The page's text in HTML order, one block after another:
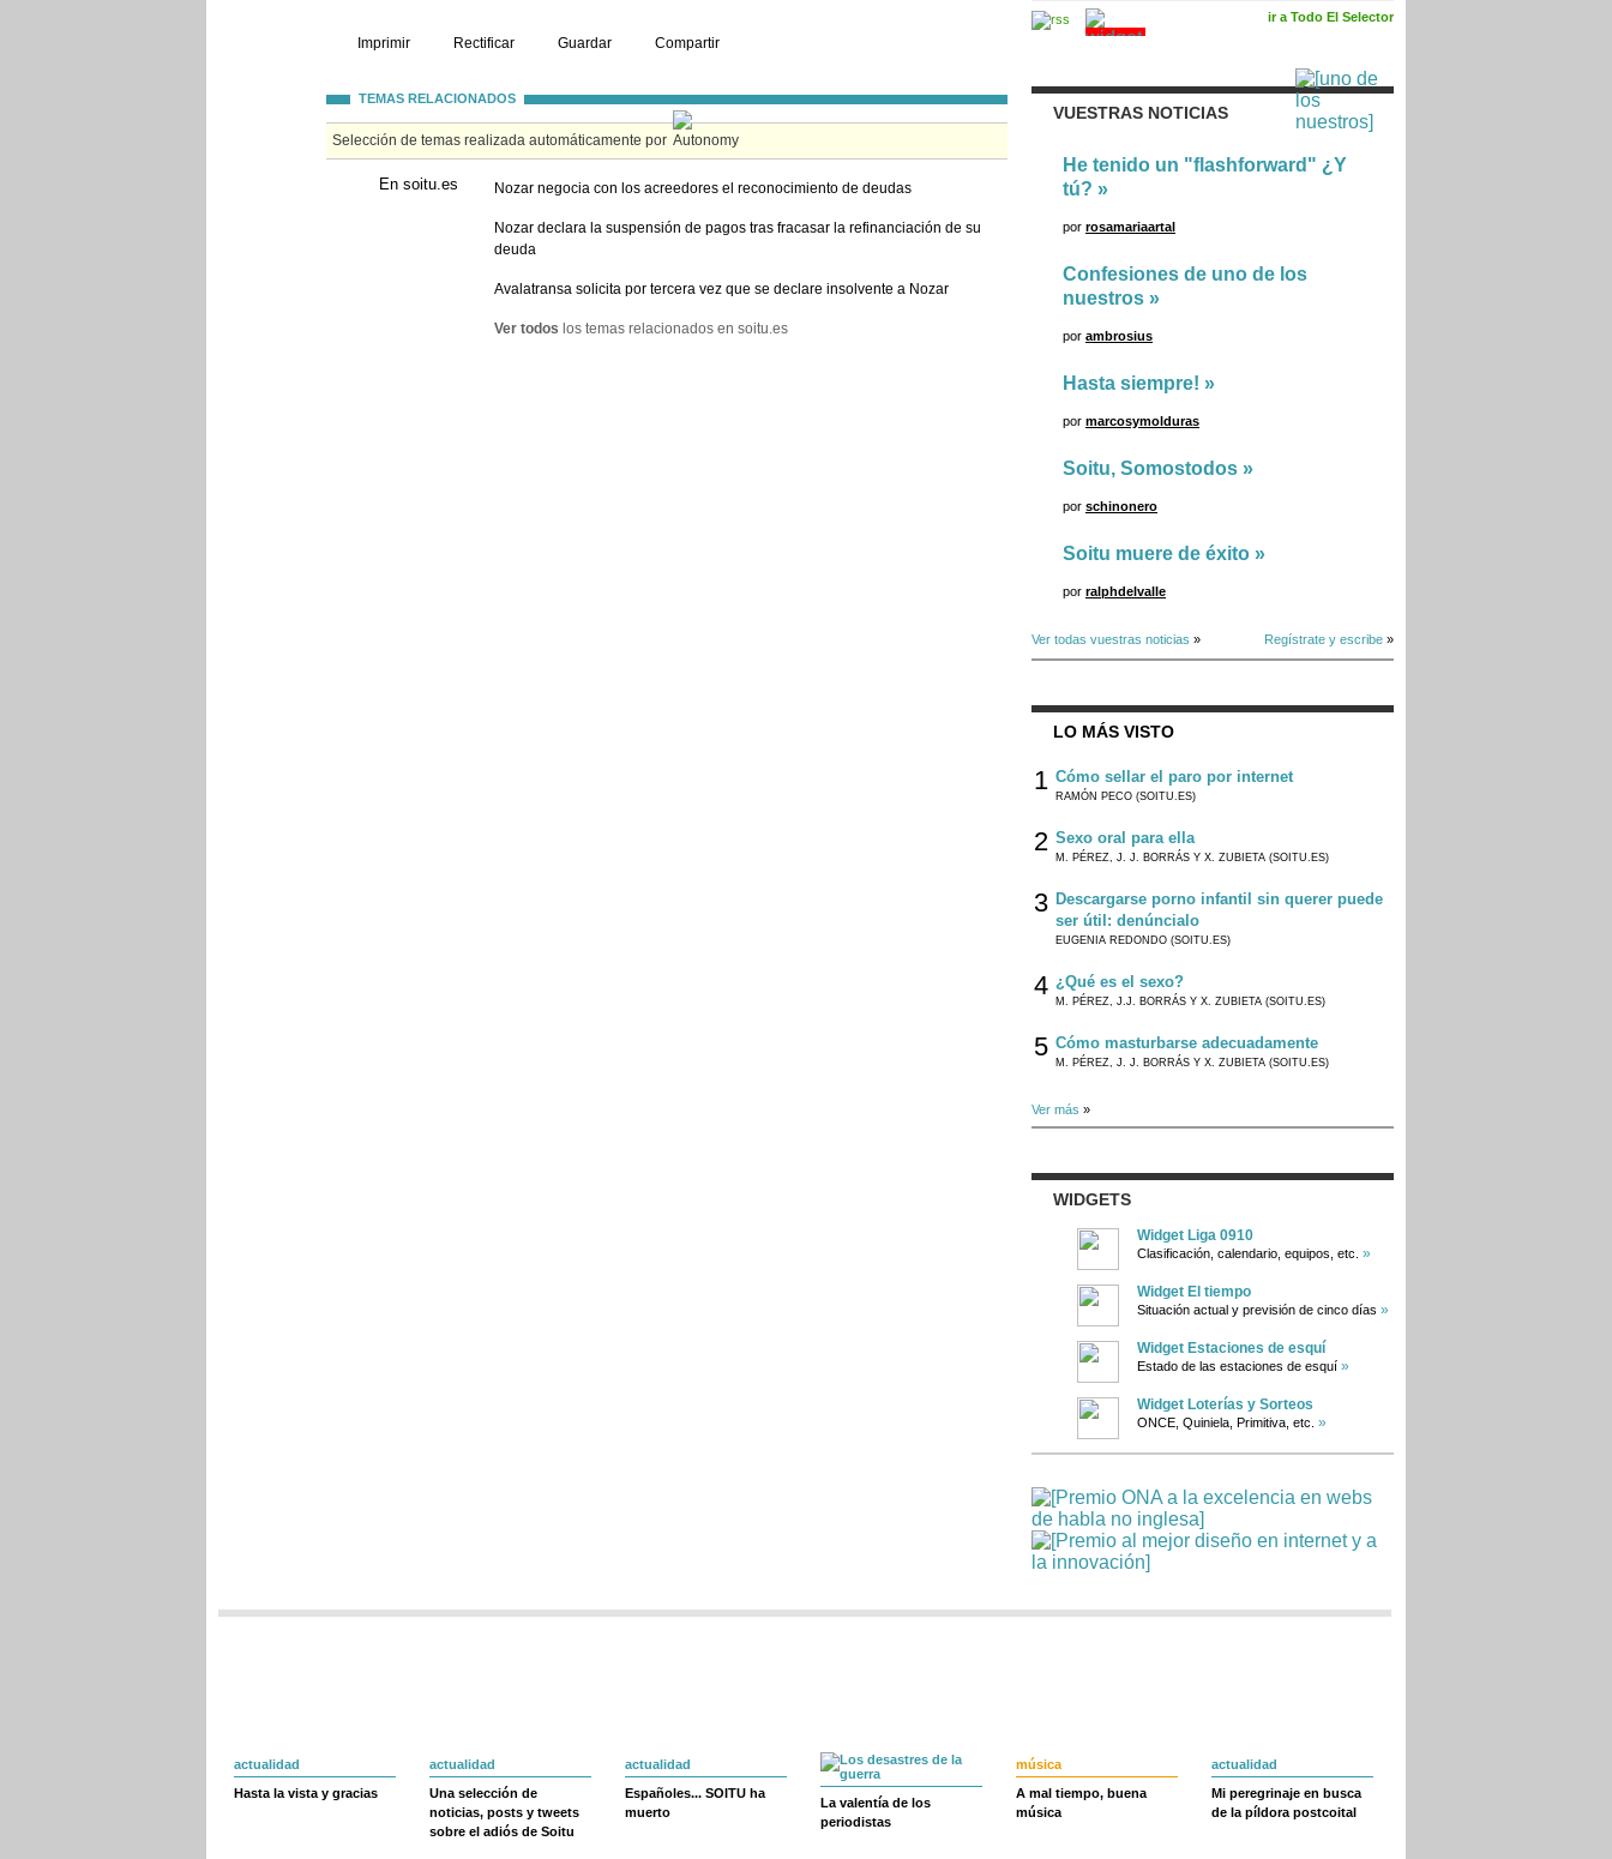
Imprimir Rectificar Guardar Compartir
TEMAS RELACIONADOS
Selección de temas realizada automáticamente por
En soitu.es Nozar negocia con los acreedores el reconocimiento de deudas
Nozar declara la suspensión de pagos tras fracasar la refinanciación de su
deuda
Avalatransa solicita por tercera vez que se declare insolvente a Nozar
Ver todos los temas relacionados en soitu.es
ir a Todo El Selector
VUESTRAS NOTICIAS
He tenido un "flashforward" ¿Y
tú? »
por rosamariaartal
Confesiones de uno de los
nuestros »
por ambrosius
Hasta siempre! »
por marcosymolduras
Soitu, Somostodos »
por schinonero
Soitu muere de éxito »
por ralphdelvalle
Ver todas vuestras noticias » Regístrate y escribe »
LO MÁS VISTO
1 Cómo sellar el paro por internet
RAMÓN PECO (SOITU.ES)
2 Sexo oral para ella
M. PÉREZ, J. J. BORRÁS Y X. ZUBIETA (SOITU.ES)
3 Descargarse porno infantil sin querer puede
ser útil: denúncialo
EUGENIA REDONDO (SOITU.ES)
4 ¿Qué es el sexo?
M. PÉREZ, J.J. BORRÁS Y X. ZUBIETA (SOITU.ES)
5 Cómo masturbarse adecuadamente
M. PÉREZ, J. J. BORRÁS Y X. ZUBIETA (SOITU.ES)
Ver más »
WIDGETS
Widget Liga 0910
Clasificación, calendario, equipos, etc. »
Widget El tiempo
Situación actual y previsión de cinco días »
Widget Estaciones de esquí
Estado de las estaciones de esquí »
Widget Loterías y Sorteos
ONCE, Quiniela, Primitiva, etc. »
actualidad
Hasta la vista y gracias
actualidad
Una selección de
noticias, posts y tweets
sobre el adiós de Soitu
actualidad
Españoles... SOITU ha
muerto
La valentía de los
periodistas
música
A mal tiempo, buena
música
actualidad
Mi peregrinaje en busca
de la píldora postcoital